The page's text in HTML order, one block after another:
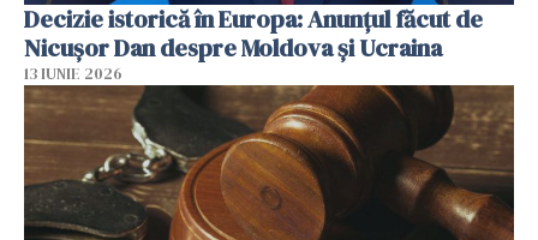
Decizie istorică în Europa: Anunțul făcut de
Nicușor Dan despre Moldova și Ucraina
13 IUNIE 2026